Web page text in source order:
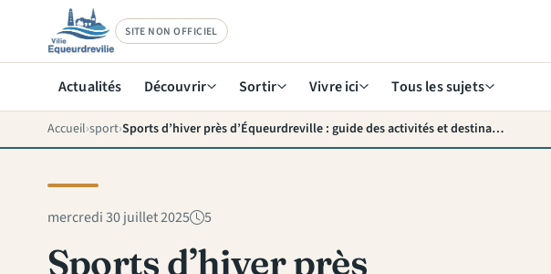
SITE NON OFFICIEL
Actualités Découvrir Sortir Vivre ici Tous les sujets
Accueil sport Sports d’hiver près d’Équeurdreville : guide des activités et destinations
mercredi 30 juillet 2025 5
Sports d’hiver près